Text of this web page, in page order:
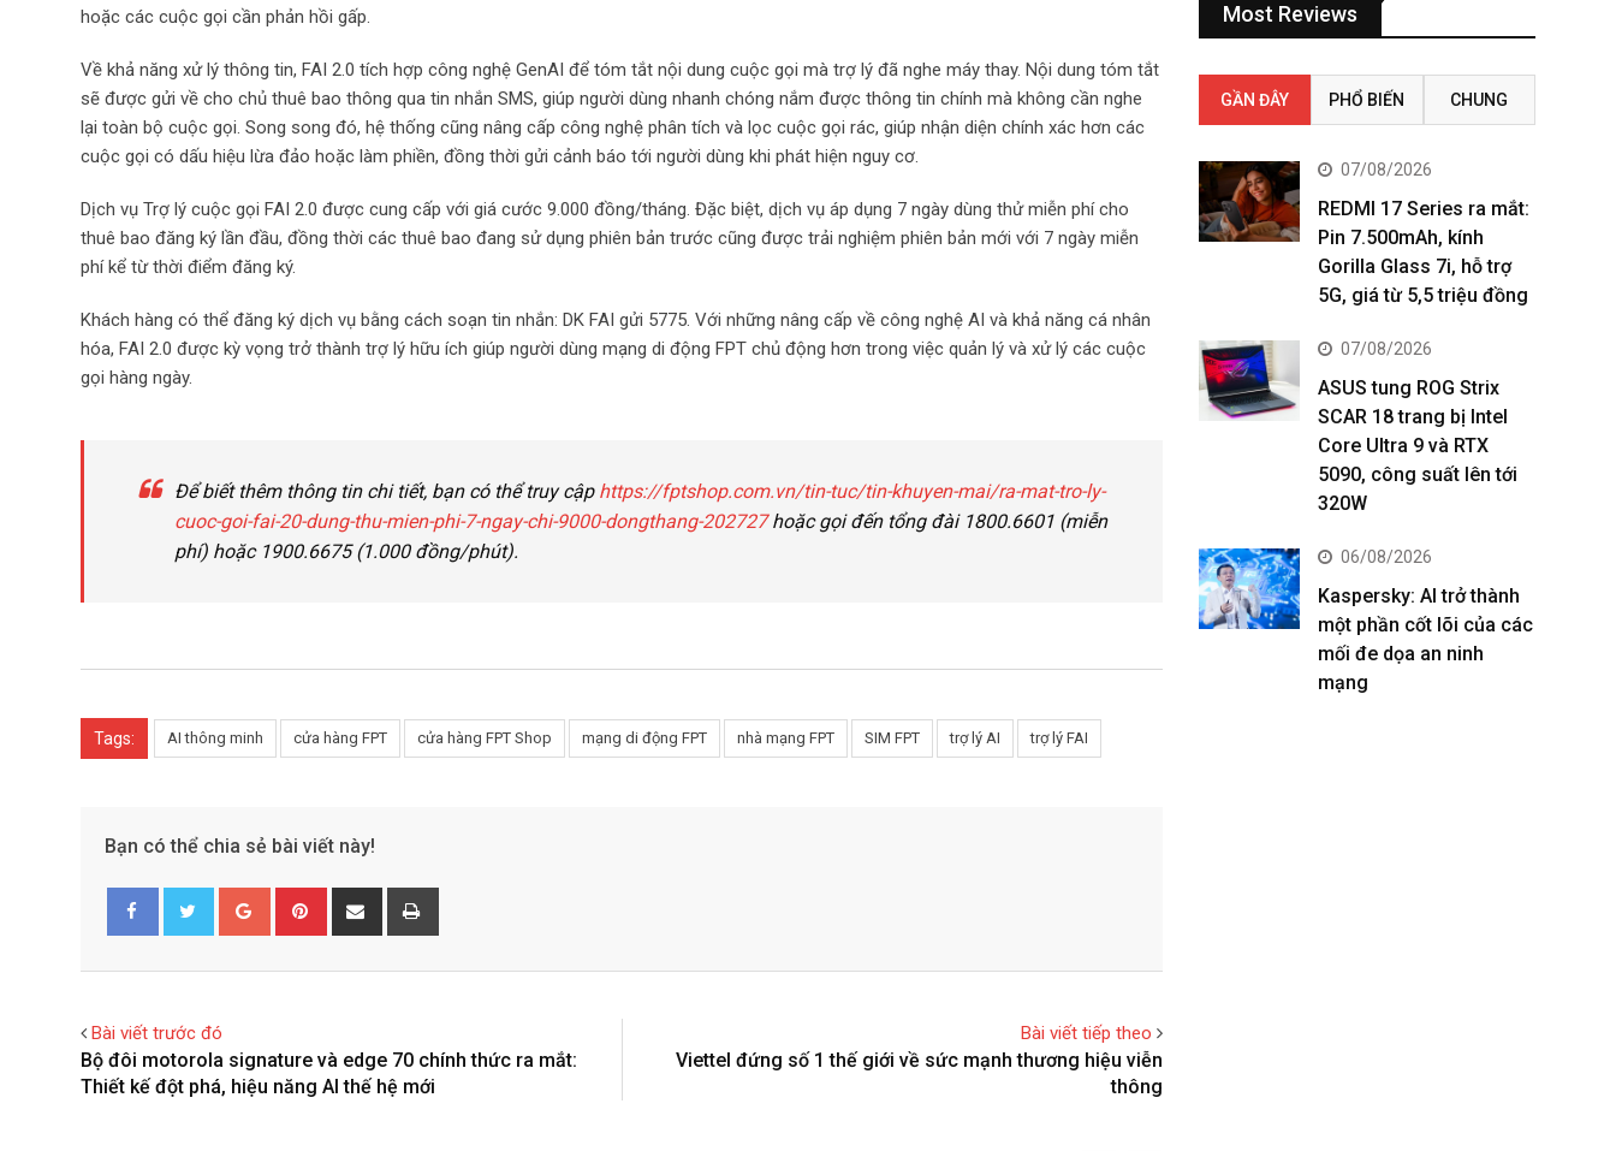
hoặc các cuộc gọi cần phản hồi gấp.
Về khả năng xử lý thông tin, FAI 2.0 tích hợp công nghệ GenAI để tóm tắt nội dung cuộc gọi mà trợ lý đã nghe máy thay. Nội dung tóm tắt
sẽ được gửi về cho chủ thuê bao thông qua tin nhắn SMS, giúp người dùng nhanh chóng nắm được thông tin chính mà không cần nghe
lại toàn bộ cuộc gọi. Song song đó, hệ thống cũng nâng cấp công nghệ phân tích và lọc cuộc gọi rác, giúp nhận diện chính xác hơn các
cuộc gọi có dấu hiệu lừa đảo hoặc làm phiền, đồng thời gửi cảnh báo tới người dùng khi phát hiện nguy cơ.
Dịch vụ Trợ lý cuộc gọi FAI 2.0 được cung cấp với giá cước 9.000 đồng/tháng. Đặc biệt, dịch vụ áp dụng 7 ngày dùng thử miễn phí cho
thuê bao đăng ký lần đầu, đồng thời các thuê bao đang sử dụng phiên bản trước cũng được trải nghiệm phiên bản mới với 7 ngày miễn
phí kể từ thời điểm đăng ký.
Khách hàng có thể đăng ký dịch vụ bằng cách soạn tin nhắn: DK FAI gửi 5775. Với những nâng cấp về công nghệ AI và khả năng cá nhân
hóa, FAI 2.0 được kỳ vọng trở thành trợ lý hữu ích giúp người dùng mạng di động FPT chủ động hơn trong việc quản lý và xử lý các cuộc
gọi hàng ngày.
Để biết thêm thông tin chi tiết, bạn có thể truy cập https://fptshop.com.vn/tin-tuc/tin-khuyen-mai/ra-mat-tro-ly-
cuoc-goi-fai-20-dung-thu-mien-phi-7-ngay-chi-9000-dongthang-202727hoặc gọi đến tổng đài 1800.6601 (miễn
phí) hoặc 1900.6675 (1.000 đồng/phút).
Tags: AI thông minh cửa hàng FPT cửa hàng FPT Shop mạng di động FPT nhà mạng FPT SIM FPT trợ lý AI trợ lý FAI
Bạn có thể chia sẻ bài viết này!
o
i
e
h
i
r
Bài viết trước đó
Bộ đôi motorola signature và edge 70 chính thức ra mắt:
Thiết kế đột phá, hiệu năng AI thế hệ mới
Bài viết tiếp theo
Viettel đứng số 1 thế giới về sức mạnh thương hiệu viễn
thông
Most Reviews
GẦN ĐÂY PHỔ BIẾN CHUNG
07/08/2026
REDMI 17 Series ra mắt:
Pin 7.500mAh, kính
Gorilla Glass 7i, hỗ trợ
5G, giá từ 5,5 triệu đồng
07/08/2026
ASUS tung ROG Strix
SCAR 18 trang bị Intel
Core Ultra 9 và RTX
5090, công suất lên tới
320W
06/08/2026
Kaspersky: AI trở thành
một phần cốt lõi của các
mối đe dọa an ninh
mạng